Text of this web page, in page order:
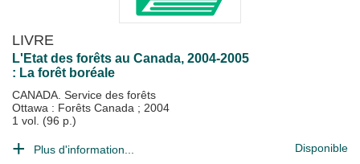
LIVRE
L'Etat des forêts au Canada, 2004-2005
: La forêt boréale
CANADA. Service des forêts
Ottawa : Forêts Canada ; 2004
1 vol. (96 p.)
Plus d'information... Disponible